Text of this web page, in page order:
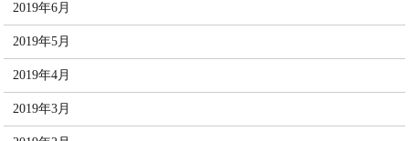
2019年6月
2019年5月
2019年4月
2019年3月